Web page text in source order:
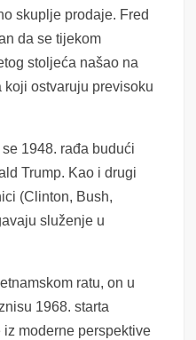
skuplje prodaje. Fred
da se tijekom
stoljeća našao na
koji ostvaruju previsoku
1948. rađa budući
Trump. Kao i drugi
(Clinton, Bush,
služenje u
ratu, on u
1968. starta
moderne perspektive